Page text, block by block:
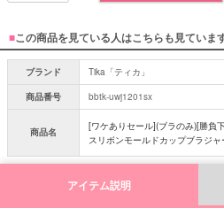
■この商品を見ている人はこちらも見ていま
ブランド
Tika「ティカ」
商品番号
bbtk-uwj1201sx
商品名
[ワケありセール](ブラのみ)[勝負
スリボンモールドカップブラジ
アイテム説明